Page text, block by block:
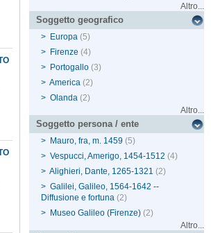
Altro...
Soggetto geografico
> Europa (5)
> Firenze (4)
> Portogallo (3)
> America (2)
> Olanda (2)
Altro...
Soggetto persona / ente
> Mauro, fra, m. 1459 (5)
> Vespucci, Amerigo, 1454-1512 (4)
> Alighieri, Dante, 1265-1321 (2)
> Galilei, Galileo, 1564-1642 --
Diffusione e fortuna (2)
> Museo Galileo (Firenze) (2)
Altro...